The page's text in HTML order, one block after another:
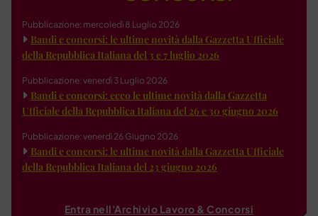
Pubblicazione: mercoledì 8 Luglio 2026
Bandi e concorsi: le ultime novità dalla Gazzetta Ufficiale
della Repubblica Italiana del 3 e 7 luglio 2026
Pubblicazione: venerdì 3 Luglio 2026
Bandi e concorsi: ecco le ultime novità dalla Gazzetta
Ufficiale della Repubblica Italiana del 26 e 30 giugno 2026
Pubblicazione: venerdì 26 Giugno 2026
Bandi e concorsi: le ultime novità dalla Gazzetta Ufficiale
della Repubblica Italiana del 23 giugno 2026
Entra nell'Archivio Lavoro & Concorsi